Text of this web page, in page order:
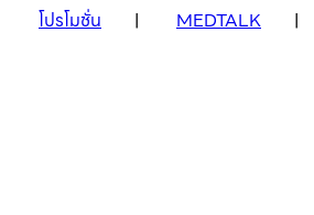
โปรโมชั่น MEDTALK